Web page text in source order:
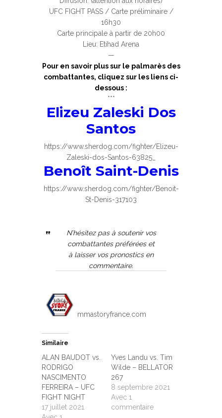
UFC FIGHT PASS / Carte préliminaire /
16h30
Carte principale à partir de 20h00
Lieu: Etihad Arena
—
Pour en savoir plus sur le palmarès des
combattantes, cliquez sur les liens ci-
dessous :
***
Elizeu Zaleski Dos
Santos
https://www.sherdog.com/fighter/Elizeu-
Zaleski-dos-Santos-63825_
Benoît Saint-Denis
https://www.sherdog.com/fighter/Benoit-
St-Denis-317103
N’hésitez pas à soutenir vos
combattantes préférées et
à laisser vos pronostics en
commentaire.
mmastoryfrance.com
Similaire
ALAN BAUDOT vs.
RODRIGO
NASCIMENTO
FERREIRA – UFC
FIGHT NIGHT
17 juillet 2021
Yves Landu vs. Tim
Wilde – BELLATOR
267
8 septembre 2021
Avec 1
commentaire